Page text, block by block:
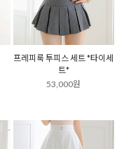
프레피룩 투피스 세트 *타이세
트*
53,000원